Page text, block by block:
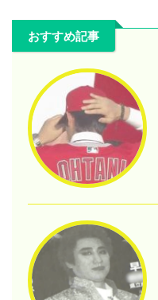
おすすめ記事